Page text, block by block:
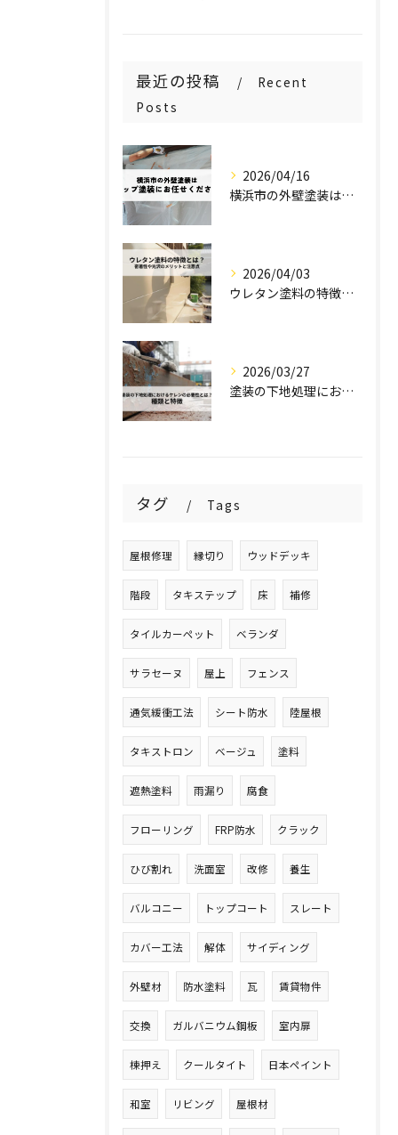
最近の投稿
Recent
Posts
2026/04/16
横浜市の外壁塗装はステップ塗装にお任せください！
2026/04/03
ウレタン塗料の特徴とは？密着性や光沢のメリットと注意点を解説！
2026/03/27
塗装の下地処理におけるケレンの必要性とは？種類と特徴を解説！
タグ Tags
屋根修理 縁切り ウッドデッキ
階段 タキステップ 床 補修
タイルカーペット ベランダ
サラセーヌ 屋上 フェンス
通気緩衝工法 シート防水 陸屋根
タキストロン ベージュ 塗料
遮熱塗料 雨漏り 腐食
フローリング FRP防水 クラック
ひび割れ 洗面室 改修 養生
バルコニー トップコート スレート
カバー工法 解体 サイディング
外壁材 防水塗料 瓦 賃貸物件
交換 ガルバニウム鋼板 室内扉
棟押え クールタイト 日本ペイント
和室 リビング 屋根材